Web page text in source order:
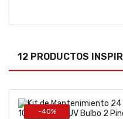
12 PRODUCTOS
-40%